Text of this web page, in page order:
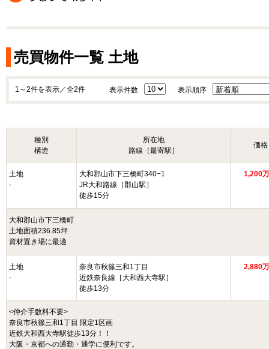
売買物件一覧 土地
1～2件を表示／全2件 表示件数 表示順序
種別
構造
所在地
路線［最寄駅］
価格
土地
-
大和郡山市下三橋町340−1
JR大和路線［郡山駅］
徒歩15分
1,200
大和郡山市下三橋町
土地面積236.85坪
資材置き場に最適
土地
-
奈良市秋篠三和1丁目
近鉄奈良線［大和西大寺駅］
徒歩13分
2,880
<仲介手数料不要>
奈良市秋篠三和1丁目 限定1区画
近鉄大和西大寺駅徒歩13分！！
大阪・京都への通勤・通学に便利です。